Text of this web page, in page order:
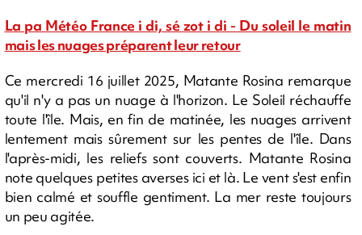
La pa Météo France i di, sé zot i di - Du soleil le matin
mais les nuages préparent leur retour
Ce mercredi 16 juillet 2025, Matante Rosina remarque
qu'il n'y a pas un nuage à l'horizon. Le Soleil réchauffe
toute l'île. Mais, en fin de matinée, les nuages arrivent
lentement mais sûrement sur les pentes de l'île. Dans
l'après-midi, les reliefs sont couverts. Matante Rosina
note quelques petites averses ici et là. Le vent s'est enfin
bien calmé et souffle gentiment. La mer reste toujours
un peu agitée.